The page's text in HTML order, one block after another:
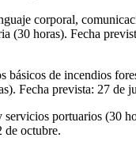
corporal,
(30 horas). Fecha
básicos de incendios
Fecha prevista: 27 de
servicios portuarios (30
de octubre.